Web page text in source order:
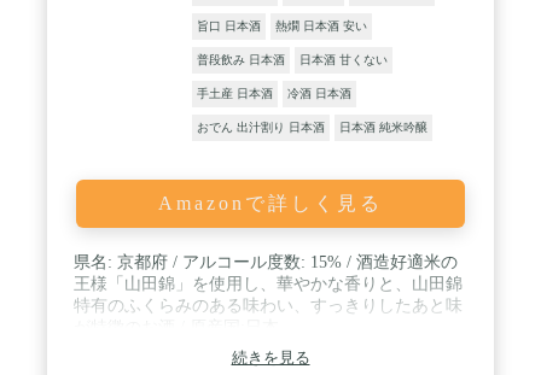
旨口 日本酒 熱燗 日本酒 安い
普段飲み 日本酒 日本酒 甘くない
手土産 日本酒 冷酒 日本酒
おでん 出汁割り 日本酒 日本酒 純米吟醸
Amazonで詳しく見る
県名: 京都府 / アルコール度数: 15% / 酒造好適米の
王様「山田錦」を使用し、華やかな香りと、山田錦
特有のふくらみのある味わい、すっきりしたあと味
続きを見る